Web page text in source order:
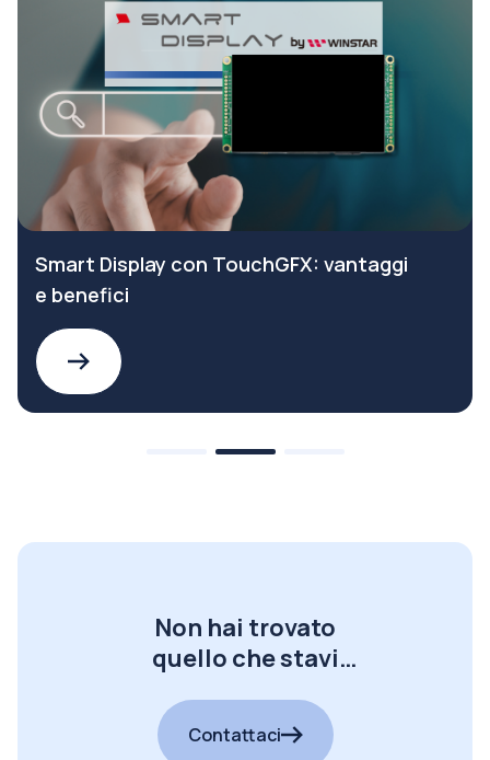
Smart Display con TouchGFX: vantaggi
e benefici
Non hai trovato
quello che stavi
Contattaci